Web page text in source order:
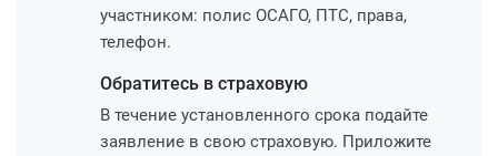
участником: полис ОСАГО, ПТС, права,
телефон.
Обратитесь в страховую
В течение установленного срока подайте
заявление в свою страховую. Приложите